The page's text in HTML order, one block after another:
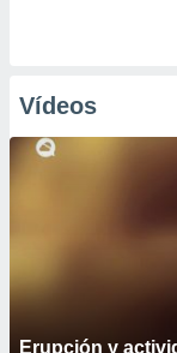
Vídeos
Erupción y